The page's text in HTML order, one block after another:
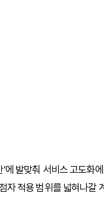
에 발맞춰 서비스 고도화
자 적용 범위를 넓혀나갈